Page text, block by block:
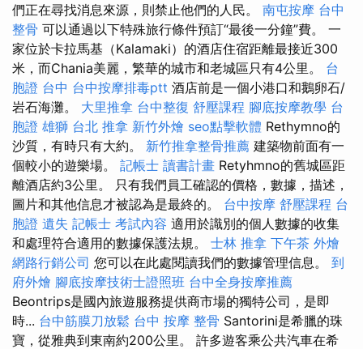
們正在尋找消息來源，則禁止他們的人民。 南屯按摩 台中
整骨 可以通過以下特殊旅行條件預訂“最後一分鐘”費。 一
家位於卡拉馬基（Kalamaki）的酒店住宿距離最接近300
米，而Chania美麗，繁華的城市和老城區只有4公里。 台
胞證 台中 台中按摩排毒ptt 酒店前是一個小港口和鵝卵石/
岩石海灘。 大里推拿 台中整復 舒壓課程 腳底按摩教學 台
胞證 雄獅 台北 推拿 新竹外燴 seo點擊軟體 Rethymno的
沙質，有時只有大約。 新竹推拿整骨推薦 建築物前面有一
個較小的遊樂場。 記帳士 讀書計畫 Retyhmno的舊城區距
離酒店約3公里。 只有我們員工確認的價格，數據，描述，
圖片和其他信息才被認為是最終的。 台中按摩 舒壓課程 台
胞證 遺失 記帳士 考試內容 適用於識別的個人數據的收集
和處理符合適用的數據保護法規。 士林 推拿 下午茶 外燴
網路行銷公司 您可以在此處閱讀我們的數據管理信息。 到
府外燴 腳底按摩技術士證照班 台中全身按摩推薦
Beontrips是國內旅遊服務提供商市場的獨特公司，是即
時... 台中筋膜刀放鬆 台中 按摩 整骨 Santorini是希臘的珠
寶，從雅典到東南約200公里。 許多遊客乘公共汽車在希